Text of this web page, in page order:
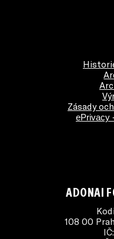
Zásady
ePrivacy
ADONAI
108 00